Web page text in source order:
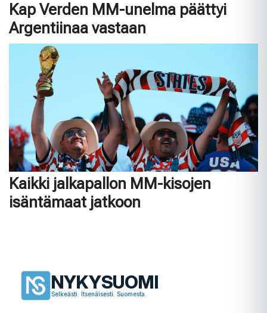
Kap Verden MM-unelma päättyi
Argentiinaa vastaan
Kaikki jalkapallon MM-kisojen
isäntämaat jatkoon
NYKYSUOMI
Selkeästi. Itsenäisesti. Suomesta.